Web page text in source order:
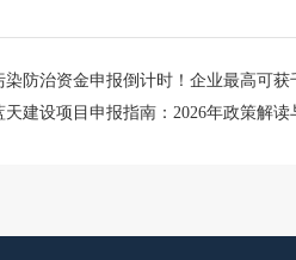
染防治资金申报倒计时！企业最高可
建设项目申报指南：2026年政策解读